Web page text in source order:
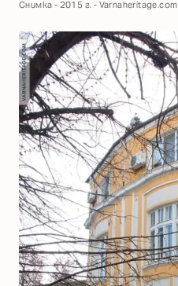
Снимка - 2015 г. - Varnaheritage.com